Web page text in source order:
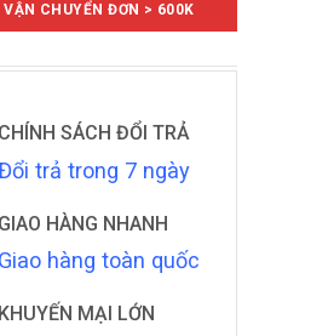
CHUYỂN ĐƠN > 600K
CHÍNH SÁCH ĐỔI TRẢ
trảtrong 7 ngày
GIAO HÀNG NHANH
Giao hàng toàn quốc
KHUYẾN MẠI LỚN